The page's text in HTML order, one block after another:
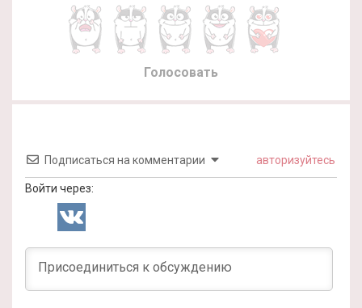
Голосовать
Подписаться на комментарии авторизуйтесь
Войти через: